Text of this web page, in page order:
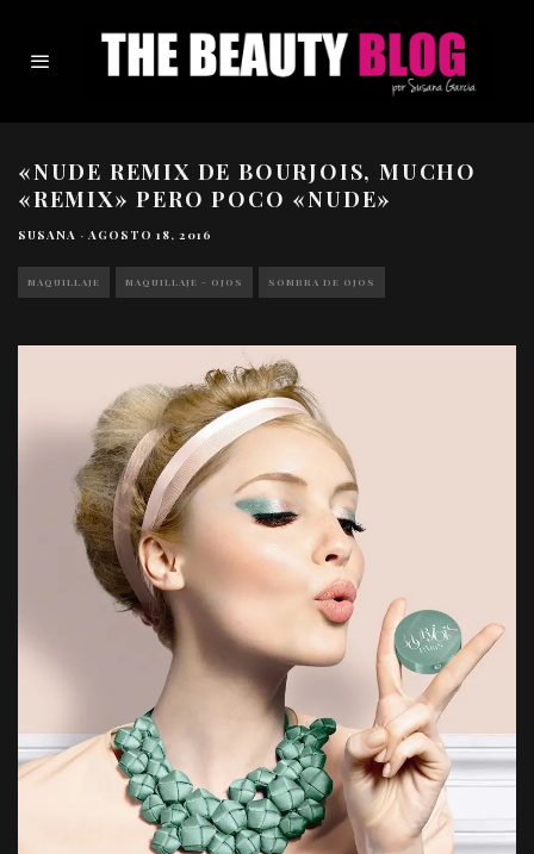
«NUDE REMIX DE BOURJOIS, MUCHO
«REMIX» PERO POCO «NUDE»
SUSANA · AGOSTO 18, 2016
MAQUILLAJE MAQUILLAJE - OJOS SOMBRA DE OJOS